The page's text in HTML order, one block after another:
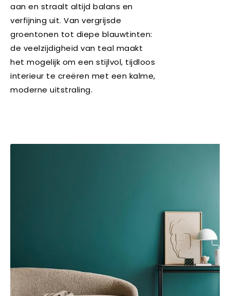
aan en straalt altijd balans en
verfijning uit. Van vergrijsde
groentonen tot diepe blauwtinten:
de veelzijdigheid van teal maakt
het mogelijk om een stijlvol, tijdloos
interieur te creëren met een kalme,
moderne uitstraling.